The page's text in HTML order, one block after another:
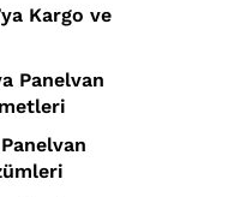
Kargo ve
Panelvan